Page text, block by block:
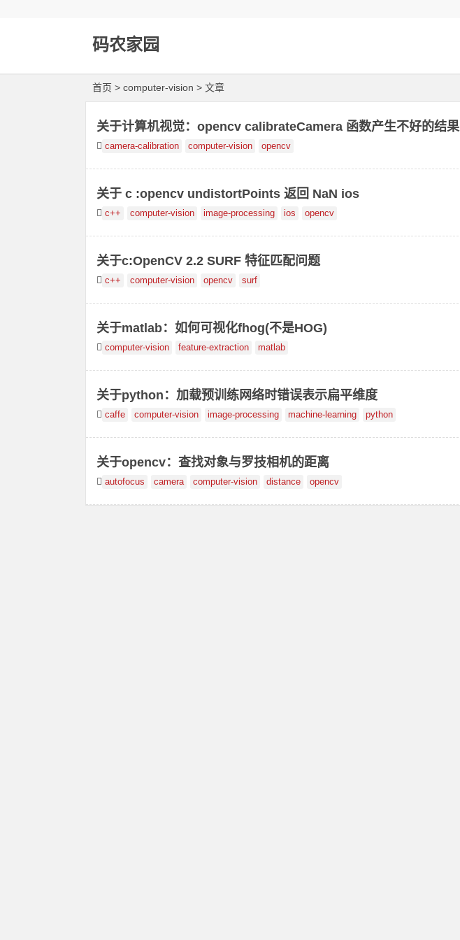
码农家园
首页 > computer-vision > 文章
关于计算机视觉：opencv calibrateCamera 函数产生不好的结果
camera-calibration computer-vision opencv
关于 c :opencv undistortPoints 返回 NaN ios
c++ computer-vision image-processing ios opencv
关于c:OpenCV 2.2 SURF 特征匹配问题
c++ computer-vision opencv surf
关于matlab：如何可视化fhog(不是HOG)
computer-vision feature-extraction matlab
关于python：加载预训练网络时错误表示扁平维度
caffe computer-vision image-processing machine-learning python
关于opencv：查找对象与罗技相机的距离
autofocus camera computer-vision distance opencv